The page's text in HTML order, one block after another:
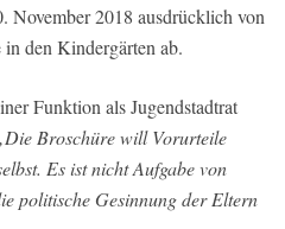
November 2018 ausdrücklich von
den Kindergärten ab.
Funktion als Jugendstadtrat
Broschüre will Vorurteile
Es ist nicht Aufgabe von
politische Gesinnung der Eltern